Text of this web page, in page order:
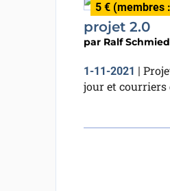
5 € (membres
projet 2.0
par Ralf
1-11-2021 |
jour et courriers